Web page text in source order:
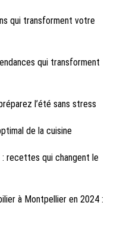
qui transforment votre
qui transforment
l’été sans stress
de la cuisine
recettes qui changent le
à Montpellier en 2024 :